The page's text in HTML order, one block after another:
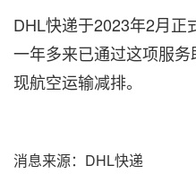
DHL快递于2023年2月正
一年多来已通过这项服
现航空运输减排。
消息来源：DHL快递